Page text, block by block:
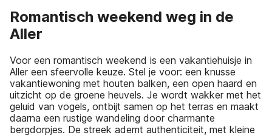
Romantisch weekend weg in de
Aller
Voor een romantisch weekend is een vakantiehuisje in
Aller een sfeervolle keuze. Stel je voor: een knusse
vakantiewoning met houten balken, een open haard en
uitzicht op de groene heuvels. Je wordt wakker met het
geluid van vogels, ontbijt samen op het terras en maakt
daarna een rustige wandeling door charmante
bergdorpjes. De streek ademt authenticiteit, met kleine